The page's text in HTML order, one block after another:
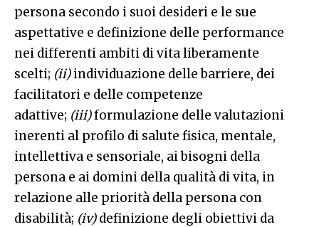
persona secondo i suoi desideri e le sue
aspettative e definizione delle performance
nei differenti ambiti di vita liberamente
scelti; (ii)individuazione delle barriere, dei
facilitatori e delle competenze
adattive; (iii)formulazione delle valutazioni
inerenti al profilo di salute fisica, mentale,
intellettiva e sensoriale, ai bisogni della
persona e ai domini della qualità di vita, in
relazione alle priorità della persona con
disabilità; (iv)definizione degli obiettivi da